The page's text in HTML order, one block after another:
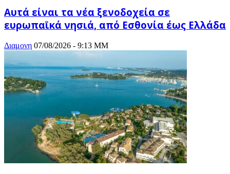
Αυτά είναι τα νέα ξενοδοχεία σε
ευρωπαϊκά νησιά, από Εσθονία έως Ελλάδα
Διαμονη 07/08/2026 - 9:13 ΜΜ